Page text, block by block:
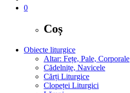
0
Coș
Obiecte liturgice
Altar: Fețe, Pale, Corporale
Cădelnițe, Navicele
Cărți Liturgice
Clopeței Liturgici